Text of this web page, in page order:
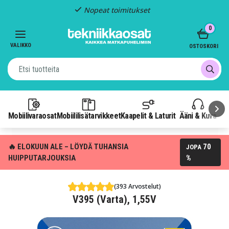
Nopeat toimitukset
VALIKKO
MobiilivaraosatMobiililisätarvikkeetKaapelit & Laturit Ääni & Kuva
0
OSTOSKORI
🔥 ELOKUUN ALE – LÖYDÄ TUHANSIA
HUIPPUTARJOUKSIA
JOPA 70
%
(393 Arvostelut)
V395 (Varta), 1,55V